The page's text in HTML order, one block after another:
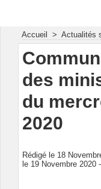
Accueil > Actualités
des
du
2020
Rédigé le 18
le 19 Novembre 2020